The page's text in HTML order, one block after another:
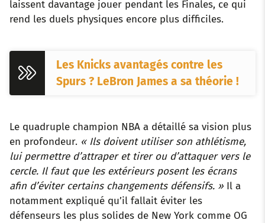
laissent davantage jouer pendant les Finales, ce qui
rend les duels physiques encore plus difficiles.
Les Knicks avantagés contre les
Spurs ? LeBron James a sa théorie !
Le quadruple champion NBA a détaillé sa vision plus
en profondeur. « Ils doivent utiliser son athlétisme,
lui permettre d’attraper et tirer ou d’attaquer vers le
cercle. Il faut que les extérieurs posent les écrans
afin d’éviter certains changements défensifs. » Il a
notamment expliqué qu’il fallait éviter les
défenseurs les plus solides de New York comme OG